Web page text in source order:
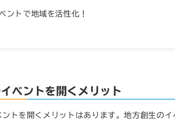
ントで地域を活性化！
ベントを開くメリット
トを開くメリットはあります。地方創生のイ